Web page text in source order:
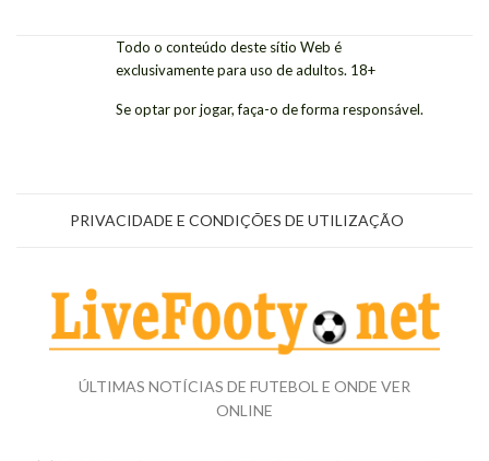
Todo o conteúdo deste sítio Web é
exclusivamente para uso de adultos. 18+
Se optar por jogar, faça-o de forma responsável.
PRIVACIDADE E CONDIÇÕES DE UTILIZAÇÃO
ÚLTIMAS NOTÍCIAS DE FUTEBOL E ONDE VER
ONLINE